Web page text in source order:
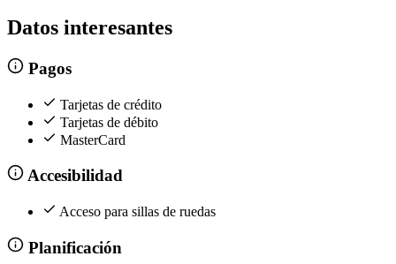
Datos interesantes
Pagos
Tarjetas de crédito
Tarjetas de débito
MasterCard
Accesibilidad
Acceso para sillas de ruedas
Planificación